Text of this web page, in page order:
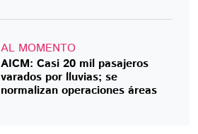
AL MOMENTO
AICM: Casi 20 mil pasajeros
varados por lluvias; se
normalizan operaciones áreas